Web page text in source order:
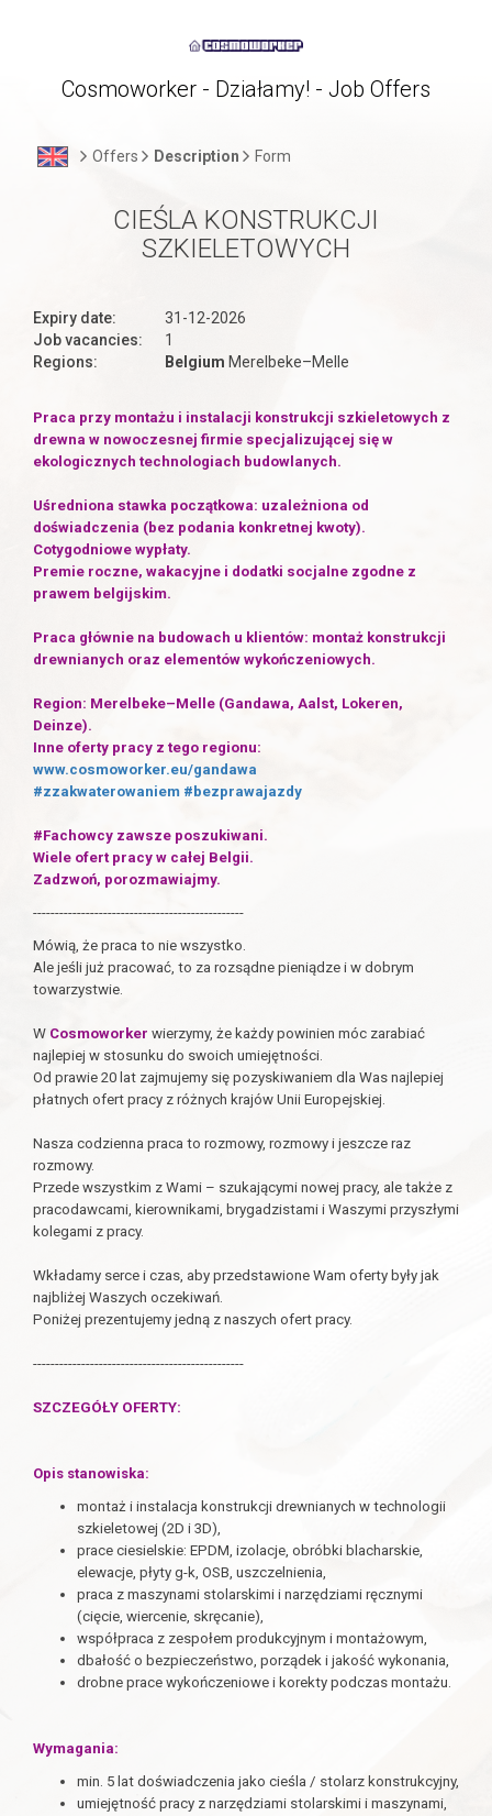
Cosmoworker - Działamy! - Job Offers
Offers Description Form
CIEŚLA KONSTRUKCJI
SZKIELETOWYCH
Expiry date:
31-12-2026
Job vacancies:
1
Regions:
Belgium Merelbeke–Melle
Praca przy montażu i instalacji konstrukcji szkieletowych z
drewna w nowoczesnej firmie specjalizującej się w
ekologicznych technologiach budowlanych.
Uśredniona stawka początkowa: uzależniona od
doświadczenia (bez podania konkretnej kwoty).
Cotygodniowe wypłaty.
Premie roczne, wakacyjne i dodatki socjalne zgodne z
prawem belgijskim.
Praca głównie na budowach u klientów: montaż konstrukcji
drewnianych oraz elementów wykończeniowych.
Region: Merelbeke–Melle (Gandawa, Aalst, Lokeren,
Deinze).
Inne oferty pracy z tego regionu:
www.cosmoworker.eu/gandawa
#zzakwaterowaniem #bezprawajazdy
#Fachowcy zawsze poszukiwani.
Wiele ofert pracy w całej Belgii.
Zadzwoń, porozmawiajmy.
------------------------------------------------
Mówią, że praca to nie wszystko.
Ale jeśli już pracować, to za rozsądne pieniądze i w dobrym
towarzystwie.
W Cosmoworker wierzymy, że każdy powinien móc zarabiać
najlepiej w stosunku do swoich umiejętności.
Od prawie 20 lat zajmujemy się pozyskiwaniem dla Was najlepiej
płatnych ofert pracy z różnych krajów Unii Europejskiej.
Nasza codzienna praca to rozmowy, rozmowy i jeszcze raz
rozmowy.
Przede wszystkim z Wami – szukającymi nowej pracy, ale także z
pracodawcami, kierownikami, brygadzistami i Waszymi przyszłymi
kolegami z pracy.
Wkładamy serce i czas, aby przedstawione Wam oferty były jak
najbliżej Waszych oczekiwań.
Poniżej prezentujemy jedną z naszych ofert pracy.
------------------------------------------------
SZCZEGÓŁY OFERTY:
Opis stanowiska:
montaż i instalacja konstrukcji drewnianych w technologii
szkieletowej (2D i 3D),
prace ciesielskie: EPDM, izolacje, obróbki blacharskie,
elewacje, płyty g-k, OSB, uszczelnienia,
praca z maszynami stolarskimi i narzędziami ręcznymi
(cięcie, wiercenie, skręcanie),
współpraca z zespołem produkcyjnym i montażowym,
dbałość o bezpieczeństwo, porządek i jakość wykonania,
drobne prace wykończeniowe i korekty podczas montażu.
Wymagania:
min. 5 lat doświadczenia jako cieśla / stolarz konstrukcyjny,
umiejętność pracy z narzędziami stolarskimi i maszynami,